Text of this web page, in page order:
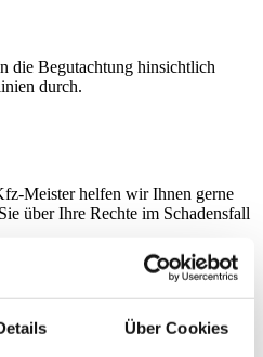
Über Cookies
die Begutachtung hinsichtlich
durch.
Meister helfen wir Ihnen gerne
über Ihre Rechte im Schadensfall